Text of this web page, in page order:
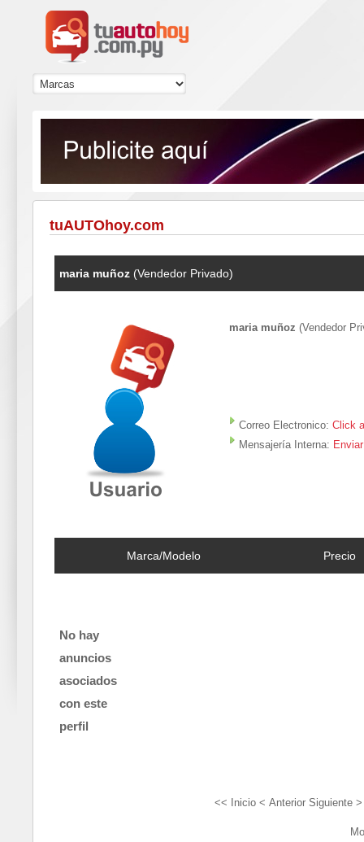
tuAUTOhoy.com
maria muñoz (Vendedor Privado)
maria muñoz (Vendedor
Correo Electronico: Click
Mensajería Interna:
Marca/Modelo Precio
No hay
anuncios
asociados
con este
perfil
<< Inicio < Anterior Siguiente >